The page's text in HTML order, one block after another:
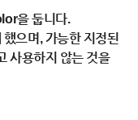
을 둡니다.
으며, 가능한 지정된
사용하지 않는 것을